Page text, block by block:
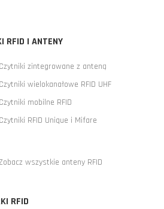
RFID I ANTENY
Czytniki zintegrowane z anteną
Czytniki wielokanałowe RFID UHF
Czytniki mobilne RFID
Czytniki RFID Unique i Mifare
wszystkie anteny RFID
RFID